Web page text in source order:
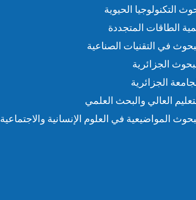
التكنولوجيا الحيوية
الطاقات المتجددة
في التقنيات الصناعية
الجزائرية
الجزائرية
العالي والبحث العلمي
المواضيعية في العلوم الإنسانية والاجتماعية